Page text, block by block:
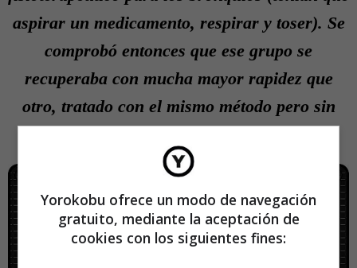
aspirar un medicamento, respirar y toser). Se
comprobó entonces que ese grupo se
recuperaba con mucha mayor rapidez que
otro, tratado con el mismo método pero sin
Yorokobu ofrece un modo de navegación
gratuito, mediante la aceptación de
cookies con los siguientes fines: